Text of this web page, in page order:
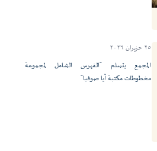
٢٥ حزيران ٢٠٢٦
المجمع يتسلم "الفهرس الشامل لمجموعة
مخطوطات مكتبة آيا صوفيا"